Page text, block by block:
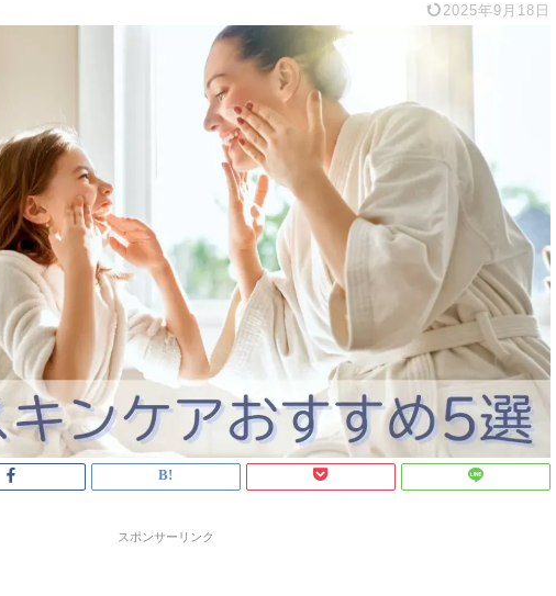
2025年9月18日
スポンサーリンク